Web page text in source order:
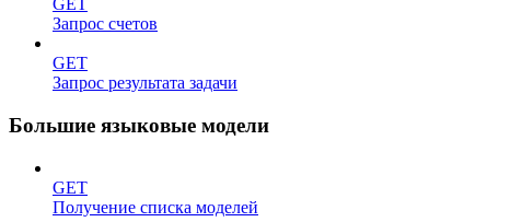
GET
Запрос счетов
GET
Запрос результата задачи
Большие языковые модели
GET
Получение списка моделей